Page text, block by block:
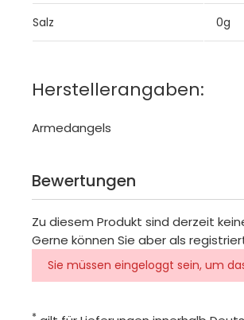
Salz 0g
Herstellerangaben:
Armedangels
Bewertungen
Zu diesem Produkt sind derzeit
Gerne können Sie aber als
Sie müssen eingeloggt sein, um
*